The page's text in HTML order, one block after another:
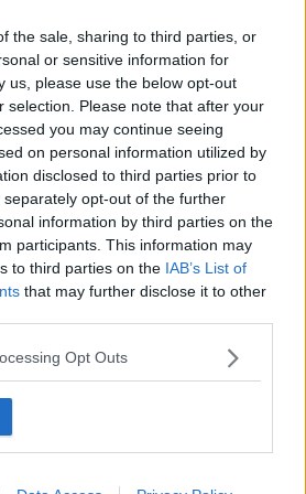
the sale, sharing to third parties, or
or sensitive information for
us, please use the below opt-out
selection. Please note that after your
you may continue seeing
on personal information utilized by
disclosed to third parties prior to
opt-out of the further
information by third parties on the
participants. This information may
to third parties on the IAB’s List of
that may further disclose it to other
Opt Outs
a trazione leghista.
percorso quando si è ridotto a una
riaprire la stagione del
politica è nata per dare vita a un
con questo spirito abbiamo dato vita
ci nascondiamo che precisamente
con MDP, ma restiamo convinti che
ragione:il PD si presenta alla città
con il passato.
il dialogo con la coalizione
che per alcuni di noi non si è mai
che avevamo proposto mesi fa di fare
al riparo dalle turbolenze collegate
che il quadro politico nazionale
per valorizzare, cosa che